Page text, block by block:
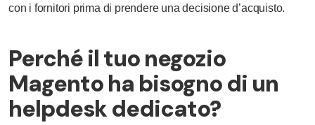
con i fornitori prima di prendere una decisione d’acquisto.
Perché il tuo negozio
Magento ha bisogno di un
helpdesk dedicato?